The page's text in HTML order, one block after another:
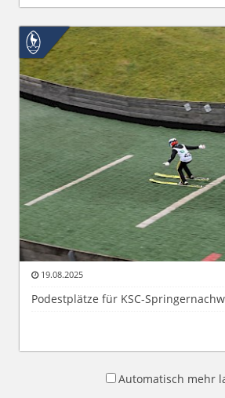
19.08.2025
Podestplätze für KSC-
Automatisch mehr